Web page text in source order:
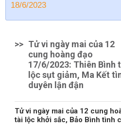
18/6/2023
>> Tử vi ngày mai của 12
cung hoàng đạo
17/6/2023: Thiên Bình
lộc sụt giảm, Ma Kết
duyên lận đận
Tử vi ngày mai của 12 cung
tài lộc khởi sắc, Bảo Bình tình